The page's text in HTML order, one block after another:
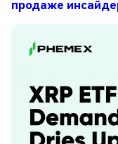
продаже